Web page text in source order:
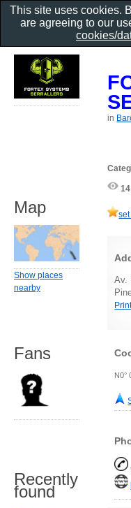
in
14
Av.
N0°
Map
Show places
nearby
Fans
Recently
found
This site uses cookies.
are agreeing to our
cookies/